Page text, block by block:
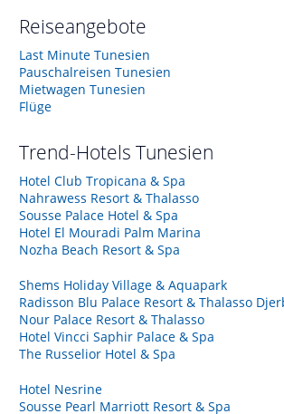
Reiseangebote
Last Minute Tunesien
Pauschalreisen Tunesien
Mietwagen Tunesien
Flüge
Trend-Hotels Tunesien
Hotel Club Tropicana & Spa
Nahrawess Resort & Thalasso
Sousse Palace Hotel & Spa
Hotel El Mouradi Palm Marina
Nozha Beach Resort & Spa
Shems Holiday Village & Aquapark
Radisson Blu Palace Resort & Thalasso
Nour Palace Resort & Thalasso
Hotel Vincci Saphir Palace & Spa
The Russelior Hotel & Spa
Hotel Nesrine
Sousse Pearl Marriott Resort & Spa